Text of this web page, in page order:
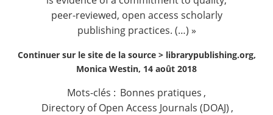
peer-reviewed, open access scholarly
publishing practices. (…) »
Continuer sur le site de la source > librarypublishing.org,
Monica Westin, 14 août 2018
Mots-clés : Bonnes pratiques ,
Directory of Open Access Journals (DOAJ) ,